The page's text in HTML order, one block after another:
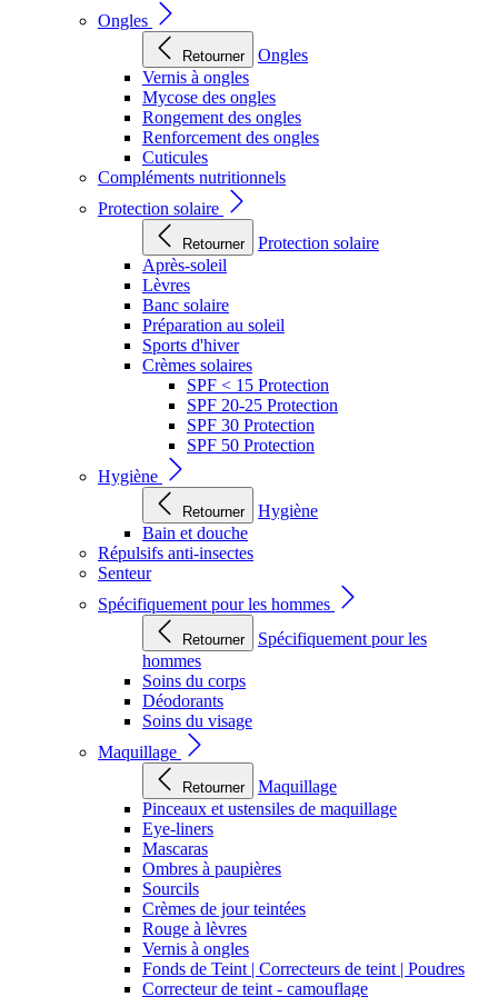
Ongles
Retourner
Ongles
Vernis à ongles
Mycose des ongles
Rongement des ongles
Renforcement des ongles
Cuticules
Compléments nutritionnels
Protection solaire
Retourner
Protection solaire
Après-soleil
Lèvres
Banc solaire
Préparation au soleil
Sports d'hiver
Crèmes solaires
SPF < 15 Protection
SPF 20-25 Protection
SPF 30 Protection
SPF 50 Protection
Hygiène
Retourner
Hygiène
Bain et douche
Répulsifs anti-insectes
Senteur
Spécifiquement pour les hommes
Retourner
Spécifiquement pour les
hommes
Soins du corps
Déodorants
Soins du visage
Maquillage
Retourner
Maquillage
Pinceaux et ustensiles de maquillage
Eye-liners
Mascaras
Ombres à paupières
Sourcils
Crèmes de jour teintées
Rouge à lèvres
Vernis à ongles
Fonds de Teint | Correcteurs de teint | Poudres
Correcteur de teint - camouflage